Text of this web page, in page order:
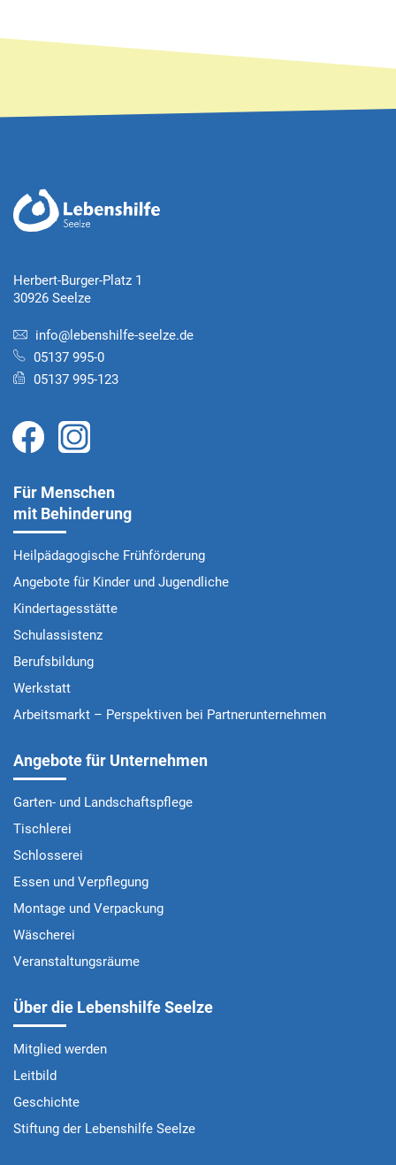
Herbert-Burger-Platz 1
30926 Seelze
info@lebenshilfe-seelze.de
05137 995-0
05137 995-123
Für Menschen
mit Behinderung
Heilpädagogische Frühförderung
Angebote für Kinder und Jugendliche
Kindertagesstätte
Schulassistenz
Berufsbildung
Werkstatt
Arbeitsmarkt – Perspektiven bei Partnerunternehmen
Angebote für Unternehmen
Garten- und Landschaftspflege
Tischlerei
Schlosserei
Essen und Verpflegung
Montage und Verpackung
Wäscherei
Veranstaltungsräume
Über die Lebenshilfe Seelze
Mitglied werden
Leitbild
Geschichte
Stiftung der Lebenshilfe Seelze